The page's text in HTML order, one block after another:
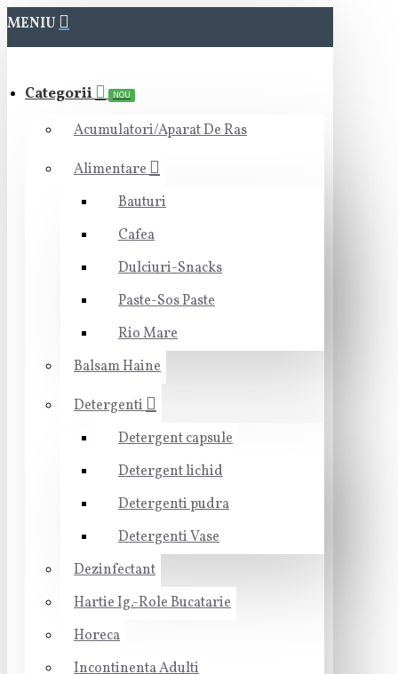
MENIU
Categorii NOU
Acumulatori/Aparat De Ras
Alimentare
Bauturi
Cafea
Dulciuri-Snacks
Paste-Sos Paste
Rio Mare
Balsam Haine
Detergenti
Detergent capsule
Detergent lichid
Detergenti pudra
Detergenti Vase
Dezinfectant
Hartie Ig.-Role Bucatarie
Horeca
Incontinenta Adulti